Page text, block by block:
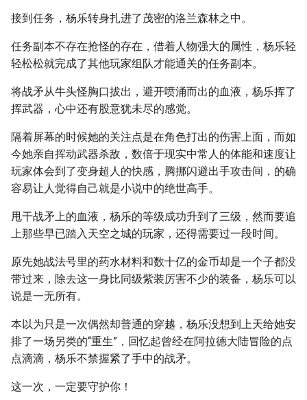
接到任务，杨乐转身扎进了茂密的洛兰森林之中。
任务副本不存在抢怪的存在，借着人物强大的属性，杨乐轻
轻松松就完成了其他玩家组队才能通关的任务副本。
将战矛从牛头怪胸口拔出，避开喷涌而出的血液，杨乐挥了
挥武器，心中还有股意犹未尽的感觉。
隔着屏幕的时候她的关注点是在角色打出的伤害上面，而如
今她亲自挥动武器杀敌，数倍于现实中常人的体能和速度让
玩家体会到了变身超人的快感，腾挪闪避出手攻击间，的确
容易让人觉得自己就是小说中的绝世高手。
甩干战矛上的血液，杨乐的等级成功升到了三级，然而要追
上那些早已踏入天空之城的玩家，还得需要过一段时间。
原先她战法号里的药水材料和数十亿的金币却是一个子都没
带过来，除去这一身比同级紫装厉害不少的装备，杨乐可以
说是一无所有。
本以为只是一次偶然却普通的穿越，杨乐没想到上天给她安
排了一场另类的“重生”，回忆起曾经在阿拉德大陆冒险的点
点滴滴，杨乐不禁握紧了手中的战矛。
这一次，一定要守护你！